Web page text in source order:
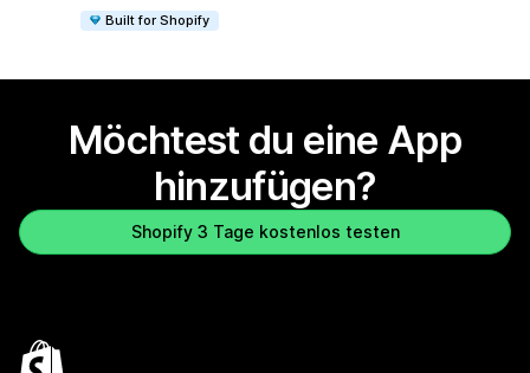
Built for Shopify
Möchtest du eine App
hinzufügen?
Shopify 3 Tage kostenlos testen